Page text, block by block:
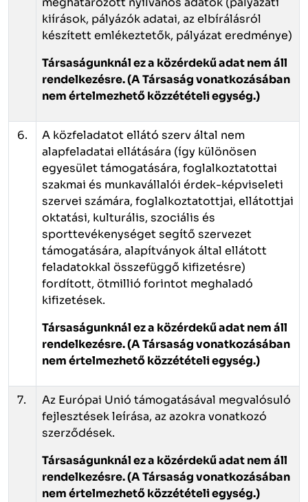
kiírások, pályázók adatai, az elbírálásról
készített emlékeztetők, pályázat eredménye)
Társaságunknál ez a közérdekű adat nem áll
rendelkezésre.(A Társaság vonatkozásában
nem értelmezhető közzétételi egység.)
6.
A közfeladatot ellátó szerv által nem
alapfeladatai ellátására (így különösen
egyesület támogatására, foglalkoztatottai
szakmai és munkavállalói érdek-képviseleti
szervei számára, foglalkoztatottjai, ellátottjai
oktatási, kulturális, szociális és
sporttevékenységet segítő szervezet
támogatására, alapítványok által ellátott
feladatokkal összefüggő kifizetésre)
fordított, ötmillió forintot meghaladó
kifizetések.
Társaságunknál ez a közérdekű adat nem áll
rendelkezésre.(A Társaság vonatkozásában
nem értelmezhető közzétételi egység.)
7.
Az Európai Unió támogatásával megvalósuló
fejlesztések leírása, az azokra vonatkozó
szerződések.
Társaságunknál ez a közérdekű adat nem áll
rendelkezésre.(A Társaság vonatkozásában
nem értelmezhető közzétételi egység.)